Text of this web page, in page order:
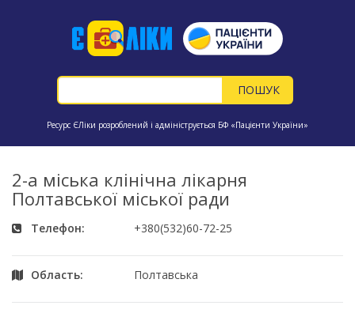
Ресурс ЄЛіки розроблений і адмініструється БФ «Пацієнти України»
2-а міська клінічна лікарня
Полтавської міської ради
Телефон: +380(532)60-72-25
Область: Полтавська